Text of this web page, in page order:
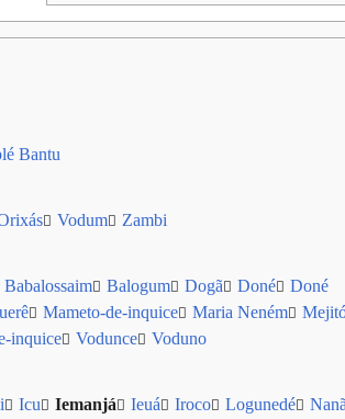
Bantu
Vodum
Zambi
Babalossaim Balogum Dogã Doné
Doné
Mameto-de-inquice‎ Maria Neném
inquice Vodunce
Voduno
Icu Iemanjá‎ Ieuá‎ Iroco Logunedé Nanã